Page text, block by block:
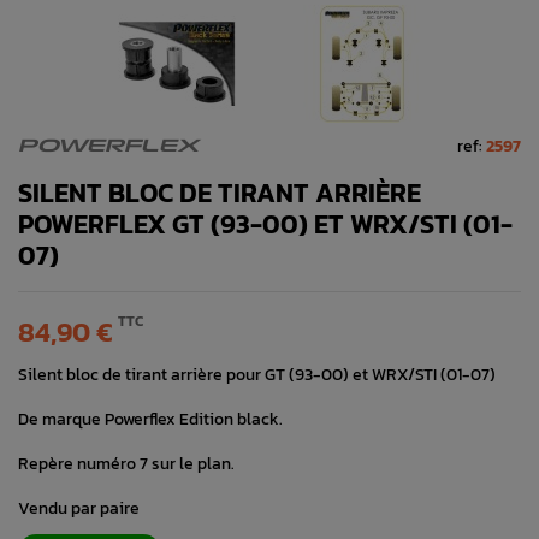
POWERFLEX ref:2597
SILENT BLOC DE TIRANT ARRIÈRE
POWERFLEX GT (93-00) ET WRX/STI (01-
07)
84,90 € TTC
Silent bloc de tirant arrière pour GT (93-00) et WRX/STI (01-07)
De marque Powerflex Edition black.
Repère numéro 7 sur le plan.
Vendu par paire